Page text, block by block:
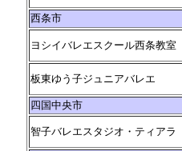
西条市
ヨシイバレエスクール西条教室
板東ゆう子ジュニアバレエ
四国中央市
智子バレエスタジオ・ティアラ